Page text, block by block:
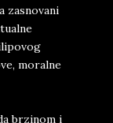
zasnovani
moralne
brzinom i